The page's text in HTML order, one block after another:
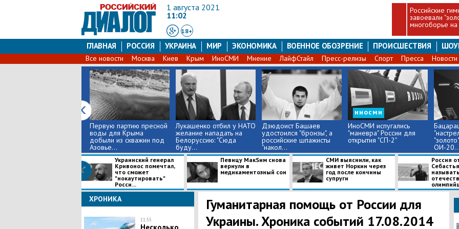
1 августа 2021
11:02
18+
Российские
завоевали
многоборье
ГЛАВНАЯ РОССИЯ УКРАИНА МИР ЭКОНОМИКА ВОЕННОЕ ОБОЗРЕНИЕ ПРОИСШЕСТВИЯ
Все новости Москва Киев Крым ИноСМИ Мнение ЛайфСтайл Пресс-релизы Спорт Пресса
Первую партию пресной
воды для Крыма
добыли из скважин под
Азовье...
Лукашенко отбил у НАТО
желание нападать на
Белоруссию: "Сюда
буду...
Дзюдоист Башаев
удостоился "бронзы", а
российские шпажисты
"накол...
иносми
ИноСМИ испугались
"маневра" России для
открытия "СП-2"
ОИ-20...
Украинский генерал
Кривонос помечтал,
что сможет
"нокаутировать"
Росси...
Певицу МакSим снова
вернули в
медикаментозный сон
СМИ выяснили, как
живет Норкин через
год после кончины
супруги
Россия
называть
ХРОНИКА
11:55
Гуманитарная помощь от России для
Украины. Хроника событий 17.08.2014